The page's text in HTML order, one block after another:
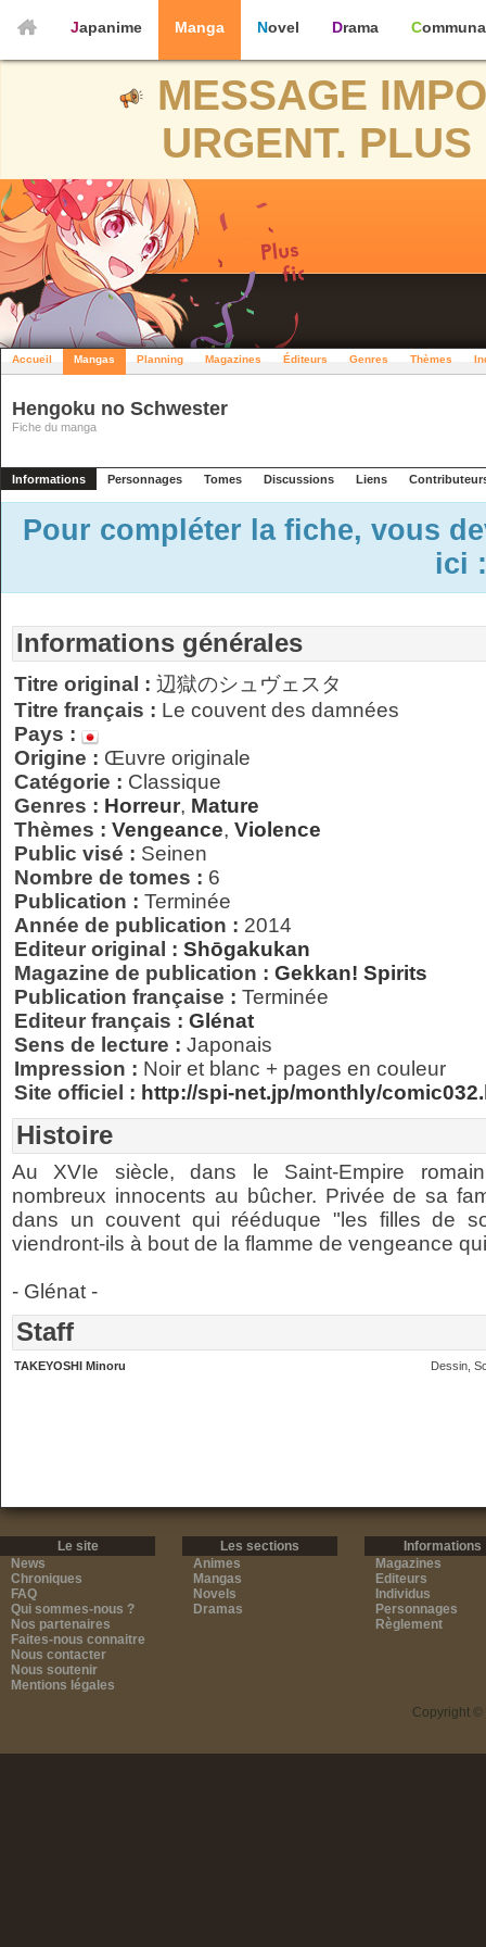
Japanime Manga Novel Drama
MESSAGE
URGENT.
Accueil Mangas Planning Magazines Éditeurs Genres Thèmes
Hengoku no Schwester
Fiche du manga
Informations Personnages Tomes Discussions Liens
Pour compléter la fiche, vous
ici
Informations générales
Titre original : 辺獄のシュヴェスタ
Titre français : Le couvent des damnées
Pays :
Origine : Œuvre originale
Catégorie : Classique
Genres : Horreur, Mature
Thèmes : Vengeance, Violence
Public visé : Seinen
Nombre de tomes : 6
Publication : Terminée
Année de publication : 2014
Editeur original : Shōgakukan
Magazine de publication : Gekkan! Spirits
Publication française : Terminée
Editeur français : Glénat
Sens de lecture : Japonais
Impression : Noir et blanc + pages en couleur
Site officiel : http://spi-net.jp/monthly/
Histoire
Au XVIe siècle, dans le Saint-Empire
nombreux innocents au bûcher. Privée de sa
dans un couvent qui rééduque "les filles de
viendront-ils à bout de la flamme de vengeance
- Glénat -
Staff
TAKEYOSHI Minoru Dessin,
Le site
News
Chroniques
FAQ
Qui sommes-nous ?
Nos partenaires
Faites-nous connaitre
Nous contacter
Nous soutenir
Mentions légales
Les sections
Animes
Mangas
Novels
Dramas
Informations
Magazines
Editeurs
Individus
Personnages
Règlement
Copyright ©